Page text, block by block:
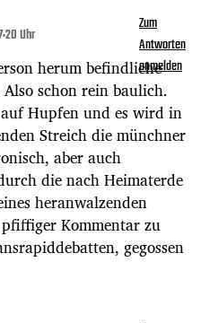
Uhr
herum befindliche
schon rein baulich.
Hupfen und es wird in
Streich die münchner
aber auch
die nach Heimaterde
heranwalzenden
Kommentar zu
gegossen
Zum
Antworten
anmelden